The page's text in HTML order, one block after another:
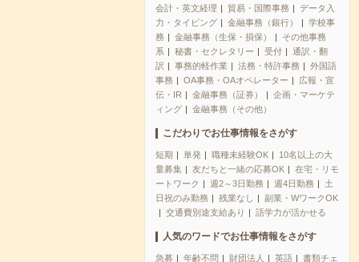
会計・英文経理
貿易・国際事務
データ入
力・タイピング
金融事務（銀行）
学校事
務
金融事務（生保・損保）
その他事務
系
秘書・セクレタリー 受付
通訳・翻
訳
事務的軽作業 法務・特許事務
外国語
事務
OA事務・OAオペレーター
広報・宣
伝・IR
金融事務（証券）
企画・マーケテ
ィング
金融事務（その他）
こだわりでお仕事情報をさがす
短期 単発 職種未経験OK
10名以上の大
量募集
友だちと一緒の応募OK
在宅・リモ
ートワーク
週2～3日勤務 週4日勤務
土
日祝のみ勤務
残業なし
副業・WワークOK
交通費別途支給あり
語学力が活かせる
人気のワードでお仕事情報をさがす
急募 年齢不問 財団法人 英語
書類チェ